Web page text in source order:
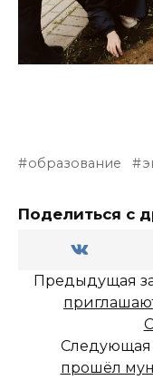
образование
Поделиться с
Предыдущая
Следующая
прошёл